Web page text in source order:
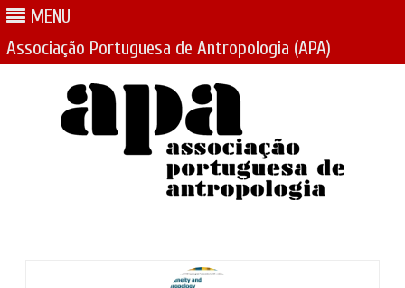
MENU
Associação Portuguesa de Antropologia (APA)